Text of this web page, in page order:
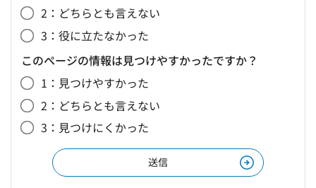
2：どちらとも言えない
3：役に立たなかった
このページの情報は見つけやすかったですか？
1：見つけやすかった
2：どちらとも言えない
3：見つけにくかった